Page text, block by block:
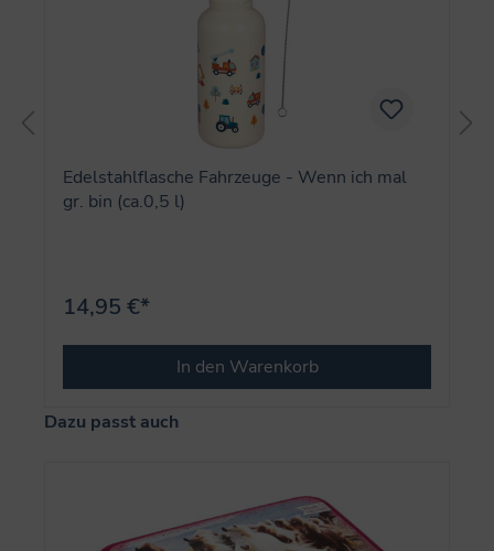
Edelstahlflasche Fahrzeuge - Wenn ich mal
gr. bin (ca.0,5 l)
14,95 €*
In den Warenkorb
Produktgalerie überspringen
Dazu passt auch